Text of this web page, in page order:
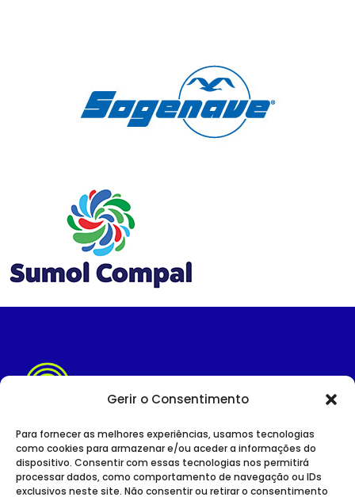
Gerir o Consentimento
Para fornecer as melhores experiências, usamos tecnologias
como cookies para armazenar e/ou aceder a informações do
dispositivo. Consentir com essas tecnologias nos permitirá
processar dados, como comportamento de navegação ou IDs
exclusivos neste site. Não consentir ou retirar o consentimento
SITE INSTITUCIONAL
POLÍTICA DE PRIVACIDADE